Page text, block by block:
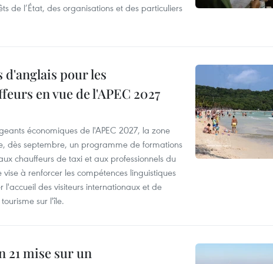
de l’État, des organisations et des particuliers
d'anglais pour les
en vue de l'APEC 2027
économiques de l'APEC 2027, la zone
dès septembre, un programme de formations
chauffeurs de taxi et aux professionnels du
à renforcer les compétences linguistiques
des visiteurs internationaux et de
sur l'île.
21 mise sur un